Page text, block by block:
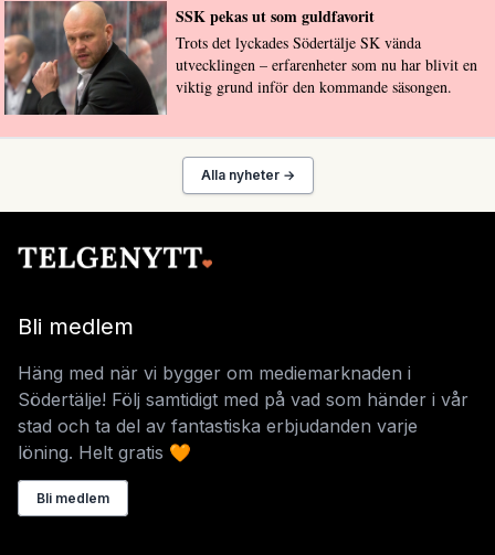
SSK pekas ut som guldfavorit
Trots det lyckades Södertälje SK vända
utvecklingen – erfarenheter som nu har blivit en
viktig grund inför den kommande säsongen.
Alla nyheter →
Bli medlem
Häng med när vi bygger om mediemarknaden i
Södertälje! Följ samtidigt med på vad som händer i vår
stad och ta del av fantastiska erbjudanden varje
löning. Helt gratis 🧡
Bli medlem